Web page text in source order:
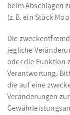
beim Abschlagen
(z.B. ein Stück
Die
jegliche
oder die Funktion
Verantwortung.
die auf eine
Veränderungen